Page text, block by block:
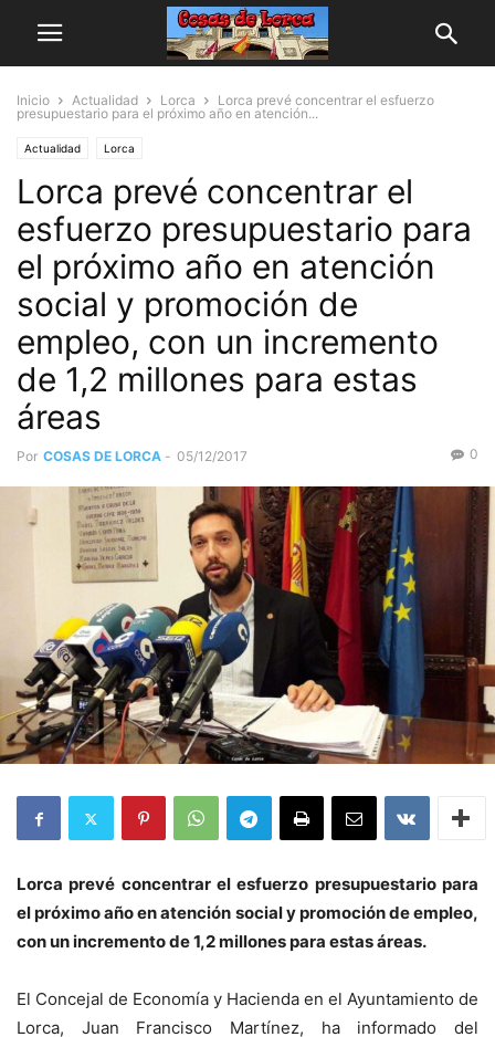
Inicio Actualidad Lorca
Lorca prevé concentrar el esfuerzo
presupuestario para el próximo año en atención...
Actualidad Lorca
Lorca prevé concentrar el
esfuerzo presupuestario para
el próximo año en atención
social y promoción de
empleo, con un incremento
de 1,2 millones para estas
áreas
Por COSAS DE LORCA - 05/12/2017 0
Lorca prevé concentrar el esfuerzo presupuestario para
el próximo año en atención social y promoción de empleo,
con un incremento de 1,2 millones para estas áreas.
El Concejal de Economía y Hacienda en el Ayuntamiento de
Lorca, Juan Francisco Martínez, ha informado del